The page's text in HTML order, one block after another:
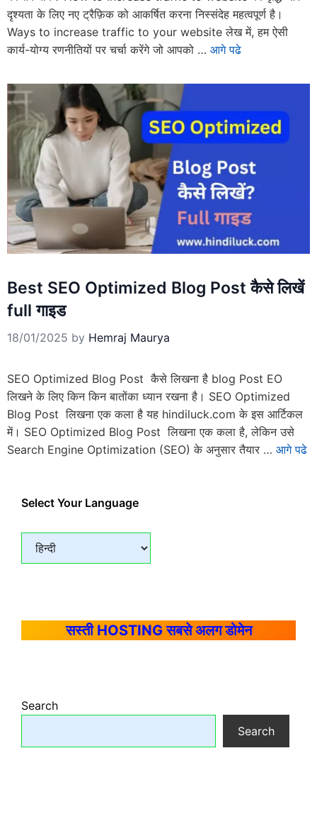
दृश्यता के लिए नए ट्रैफ़िक को आकर्षित करना निस्संदेह महत्वपूर्ण है।
Ways to increase traffic to your website लेख में, हम ऐसी
कार्य-योग्य रणनीतियों पर चर्चा करेंगे जो आपको … आगे पढे
Best SEO Optimized Blog Post कैसे लिखें
full गाइड
18/01/2025 by Hemraj Maurya
SEO Optimized Blog Post कैसे लिखना है blog Post EO
लिखने के लिए किन किन बातोंका ध्यान रखना है। SEO Optimized
Blog Post लिखना एक कला है यह hindiluck.com के इस आर्टिकल
में। SEO Optimized Blog Post लिखना एक कला है, लेकिन उसे
Search Engine Optimization (SEO) के अनुसार तैयार … आगे पढे
Select Your Language
सस्ती HOSTING सबसे अलग डोमेन
Search
Search